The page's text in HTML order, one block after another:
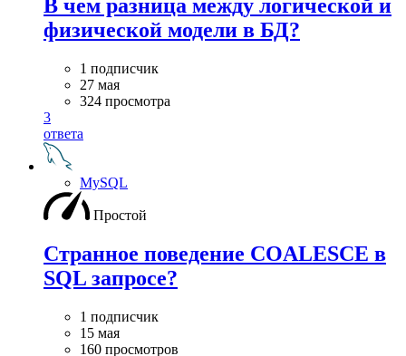
В чем разница между логической и
физической модели в БД?
1 подписчик
27 мая
324 просмотра
3
ответа
MySQL
Простой
Странное поведение COALESCE в
SQL запросе?
1 подписчик
15 мая
160 просмотров